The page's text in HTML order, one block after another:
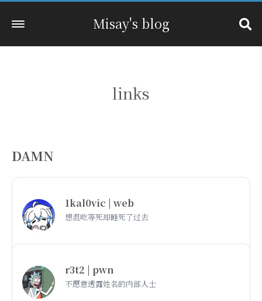
Misay's blog
links
DAMN
1kal0vic | web
想混吃等死却睡死了过去
r3t2 | pwn
不愿意透露姓名的内部人士